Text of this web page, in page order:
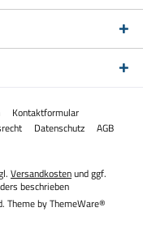
Kontaktformular
Datenschutz
AGB
Versandkostenund ggf.
beschrieben
Theme byThemeWare®